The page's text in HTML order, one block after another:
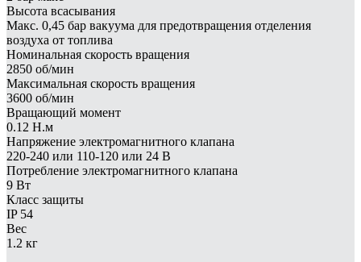
Высота всасывания
Макс. 0,45 бар вакуума для предотвращения отделения
воздуха от топлива
Номинальная скорость вращения
2850 об/мин
Максимальная скорость вращения
3600 об/мин
Вращающий момент
0.12 Н.м
Напряжение электромагнитного клапана
220-240 или 110-120 или 24 В
Потребление электромагнитного клапана
9 Вт
Класс защиты
IP 54
Вес
1.2 кг